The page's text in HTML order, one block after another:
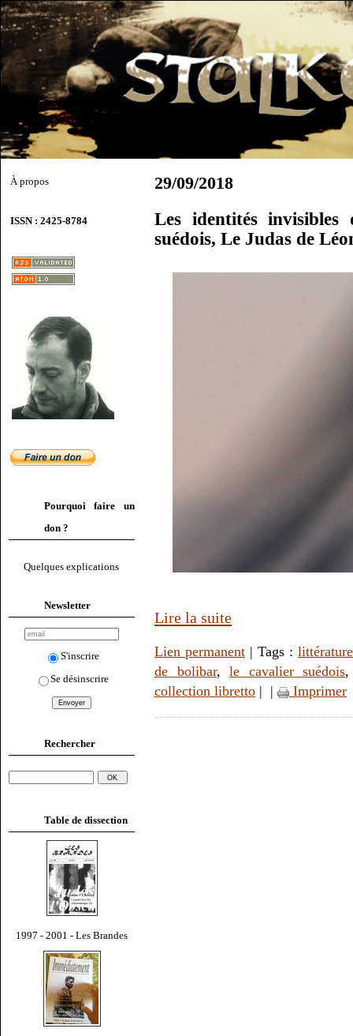
À propos
ISSN : 2425-8784
Pourquoi faire un
don ?
Quelques explications
Newsletter
S'inscrire
Se désinscrire
Rechercher
Table de dissection
1997 - 2001 - Les Brandes
29/09/2018
Les identités
suédois, Le Judas de
Lire la suite
Lien permanent | Tags : littérature
de bolibar,le cavalier suédois
collection libretto | | Imprimer